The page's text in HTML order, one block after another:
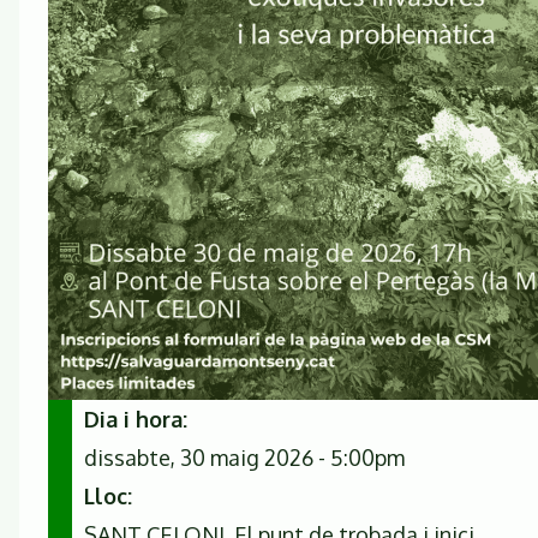
Dia i hora
dissabte, 30 maig 2026 - 5:00pm
Lloc